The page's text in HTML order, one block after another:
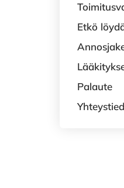
Etkö
Palaute